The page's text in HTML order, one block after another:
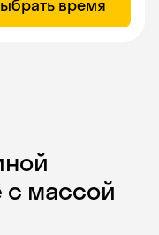
время
массой